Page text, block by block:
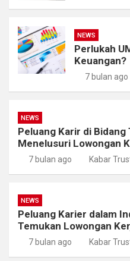
NEWS
Perlukah
Keuangan?
7 bulan ago
NEWS
Peluang Karir di
Menelusuri Lowongan
7 bulan ago Kabar
NEWS
Peluang Karier dalam
Temukan Lowongan
7 bulan ago Kabar